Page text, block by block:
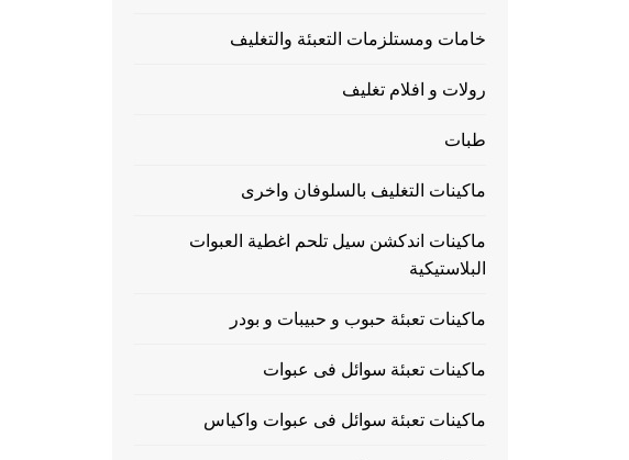
خامات ومستلزمات التعبئة والتغليف
رولات و افلام تغليف
طبات
ماكينات التغليف بالسلوفان واخرى
ماكينات اندكشن سيل تلحم اغطية العبوات
البلاستيكية
ماكينات تعبئة حبوب و حبيبات و بودر
ماكينات تعبئة سوائل فى عبوات
ماكينات تعبئة سوائل فى عبوات واكياس